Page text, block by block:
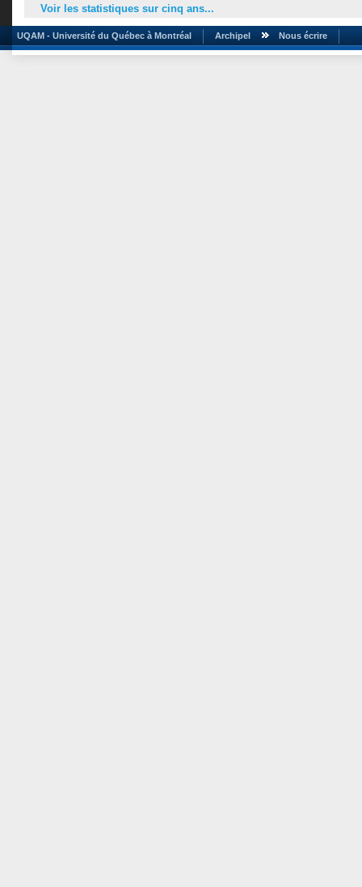
Voir les statistiques sur cinq ans...
UQAM - Université du Québec à Montréal Archipel Nous écrire